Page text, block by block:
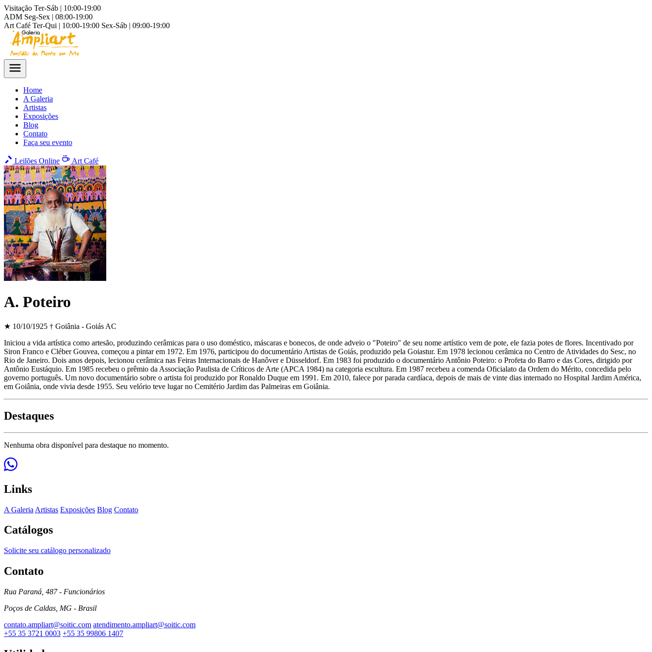
Visitação Ter-Sáb | 10:00-19:00
ADM Seg-Sex | 08:00-19:00
Art Café Ter-Qui | 10:00-19:00 Sex-Sáb | 09:00-19:00
Home
A Galeria
Artistas
Exposições
Blog
Contato
Faça seu evento
Leilões Online Art Café
A. Poteiro
★ 10/10/1925 † Goiânia - Goiás AC
Iniciou a vida artística como artesão, produzindo cerâmicas para o uso doméstico, máscaras e bonecos, de onde adveio o "Poteiro" de seu nome artístico vem de pote, ele fazia potes de flores. Incentivado por
Siron Franco e Cléber Gouvea, começou a pintar em 1972. Em 1976, participou do documentário Artistas de Goiás, produzido pela Goiastur. Em 1978 lecionou cerâmica no Centro de Atividades do Sesc, no
Rio de Janeiro. Dois anos depois, lecionou cerâmica nas Feiras Internacionais de Hanôver e Düsseldorf. Em 1983 foi produzido o documentário Antônio Poteiro: o Profeta do Barro e das Cores, dirigido por
Antônio Eustáquio. Em 1985 recebeu o prêmio da Associação Paulista de Críticos de Arte (APCA 1984) na categoria escultura. Em 1987 recebeu a comenda Oficialato da Ordem do Mérito, concedida pelo
governo português. Um novo documentário sobre o artista foi produzido por Ronaldo Duque em 1991. Em 2010, falece por parada cardíaca, depois de mais de vinte dias internado no Hospital Jardim América,
em Goiânia, onde vivia desde 1955. Seu velório teve lugar no Cemitério Jardim das Palmeiras em Goiânia.
Destaques
Nenhuma obra disponível para destaque no momento.
Links
A Galeria Artistas Exposições Blog Contato
Catálogos
Solicite seu catálogo personalizado
Contato
Rua Paraná, 487 - Funcionários
Poços de Caldas, MG - Brasil
contato.ampliart@soitic.com atendimento.ampliart@soitic.com
+55 35 3721 0003 +55 35 99806 1407